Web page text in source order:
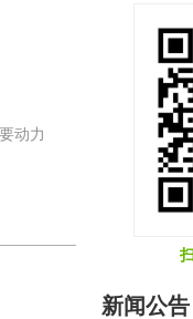
动力
新闻公告